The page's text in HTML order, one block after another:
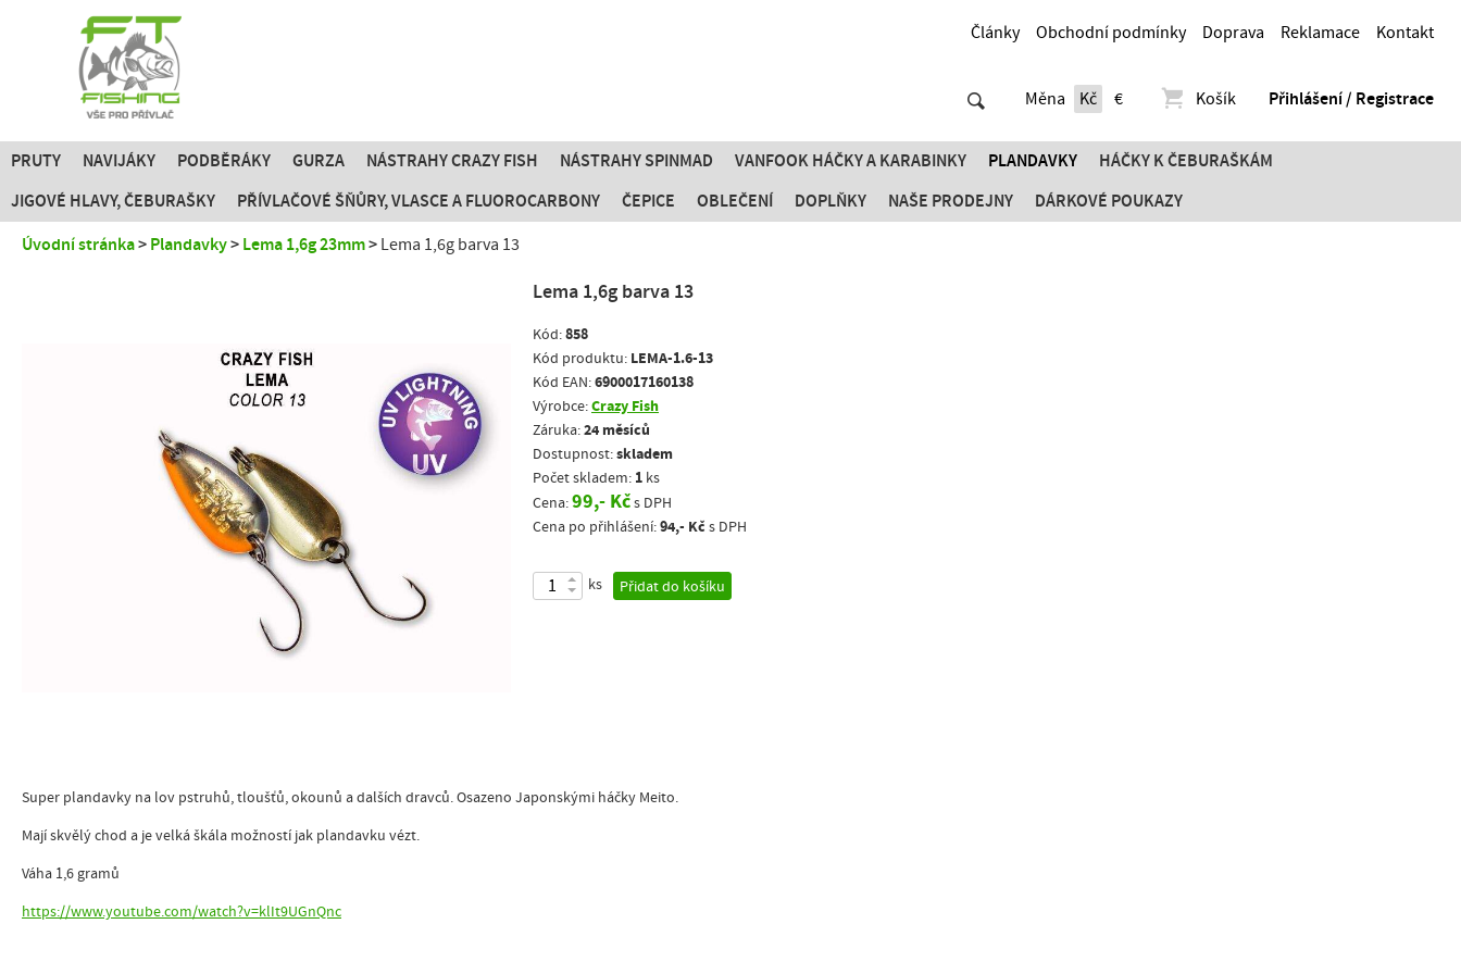
Články Obchodní podmínky Doprava Reklamace Kontakt
Měna Kč € Košík Přihlášení / Registrace
PRUTY NAVIJÁKY PODBĚRÁKY GURZA NÁSTRAHY CRAZY FISH NÁSTRAHY SPINMAD VANFOOK HÁČKY A KARABINKY PLANDAVKY HÁČKY K ČEBURAŠKÁM
JIGOVÉ HLAVY, ČEBURAŠKY PŘÍVLAČOVÉ ŠŇŮRY, VLASCE A FLUOROCARBONY ČEPICE OBLEČENÍ DOPLŇKY NAŠE PRODEJNY DÁRKOVÉ POUKAZY
Úvodní stránka Plandavky Lema 1,6g 23mm Lema 1,6g barva 13
Lema 1,6g barva 13
Kód:858
Kód produktu: LEMA-1.6-13
Kód EAN:6900017160138
Výrobce:Crazy Fish
Záruka:24 měsíců
Dostupnost:skladem
Počet skladem: 1 ks
Cena:99,- Kčs DPH
Cena po přihlášení:94,- Kč s DPH
ks Přidat do košíku
Super plandavky na lov pstruhů, tloušťů, okounů a dalších dravců. Osazeno Japonskými háčky Meito.
Mají skvělý chod a je velká škála možností jak plandavku vézt.
Váha 1,6 gramů
https://www.youtube.com/watch?v=klIt9UGnQnc